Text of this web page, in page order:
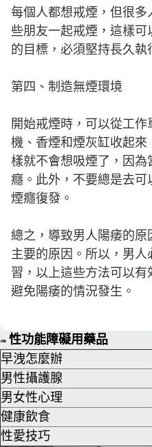
每個人都想戒煙，但很
些朋友一起戒煙，這樣
的目標，必須堅持長久執
第四、制造無煙環境
開始戒煙時，可以從工
機、香煙和煙灰缸收起
樣就不會想吸煙了，因
癮。此外，不要總是去
煙癮復發。
總之，導致男人陽痿的原
主要的原因。所以，男
習，以上這些方法可以
避免陽痿的情況發生。
➠ 性功能障礙用藥品
早洩怎麼辦
男性攝護腺
男女性心理
健康飲食
性愛技巧